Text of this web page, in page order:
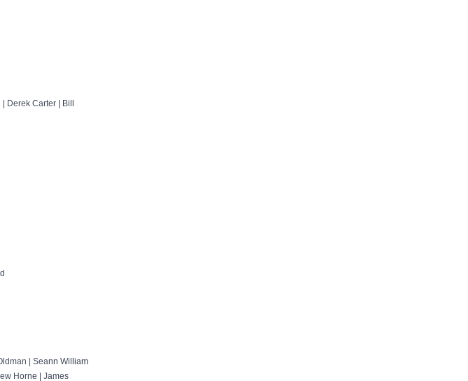
Derek Carter | Bill
| Seann William
Horne | James